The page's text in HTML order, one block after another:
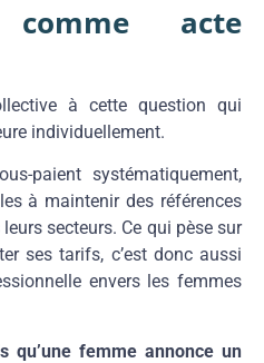
acte
à cette question qui
individuellement.
paient systématiquement,
à maintenir des références
secteurs. Ce qui pèse sur
ses tarifs, c’est donc aussi
envers les femmes
qu’une femme annonce un